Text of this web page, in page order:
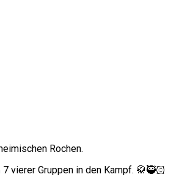
Rochen.
vierer Gruppen in den Kampf. 🥋🥷🏻